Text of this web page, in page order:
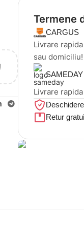
Termene
CARGUS
Livrare
sau domiciliu!
Livrare
Retur
56,86